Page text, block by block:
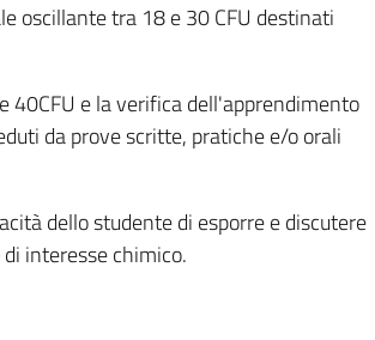
oscillante tra 18 e 30 CFU destinati
e la verifica dell'apprendimento
da prove scritte, pratiche e/o orali
dello studente di esporre e discutere
interesse chimico.